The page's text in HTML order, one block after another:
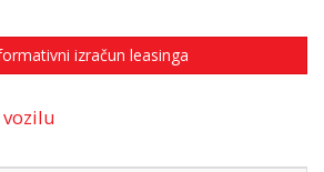
izračun leasinga